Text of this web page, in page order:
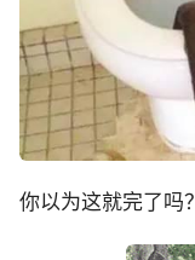
你以为这就完了吗？